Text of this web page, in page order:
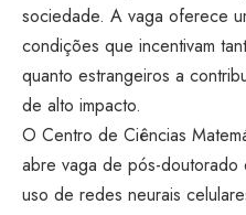
sociedade. A vaga oferece
condições que incentivam
quanto estrangeiros a
de alto impacto.
O Centro de Ciências
abre vaga de pós-
uso de redes neurais